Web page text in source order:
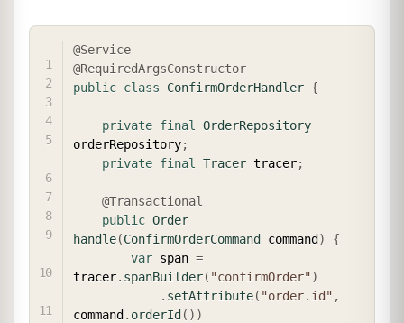
@Service
@RequiredArgsConstructor
public class ConfirmOrderHandler {
private final
OrderRepository
orderRepository;
private final Tracer tracer;
@Transactional
public Order
handle(ConfirmOrderCommand command )
{
var span =
tracer. spanBuilder( "confirmOrder")
. setAttribute( "order.id" ,
command . orderId ( ) )